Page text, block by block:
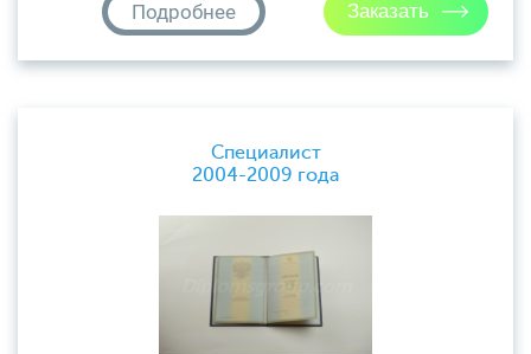
Подробнее
Специалист
2004-2009 года